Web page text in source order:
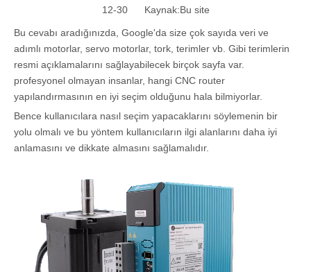
12-30 Kaynak:Bu site
Bu cevabı aradığınızda, Google'da size çok sayıda veri ve
adımlı motorlar, servo motorlar, tork, terimler vb. Gibi terimlerin
resmi açıklamalarını sağlayabilecek birçok sayfa var.
profesyonel olmayan insanlar, hangi CNC router
yapılandırmasının en iyi seçim olduğunu hala bilmiyorlar.
Bence kullanıcılara nasıl seçim yapacaklarını söylemenin bir
yolu olmalı ve bu yöntem kullanıcıların ilgi alanlarını daha iyi
anlamasını ve dikkate almasını sağlamalıdır.